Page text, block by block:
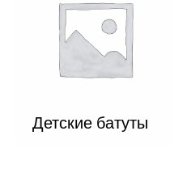
Детские батуты